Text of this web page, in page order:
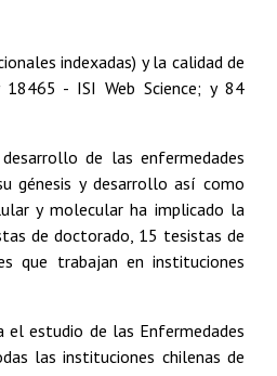
indexadas) y la calidad de
- ISI Web Science; y 84
de las enfermedades
génesis y desarrollo así como
y molecular ha implicado la
de doctorado, 15 tesistas de
que trabajan en instituciones
el estudio de las Enfermedades
las instituciones chilenas de